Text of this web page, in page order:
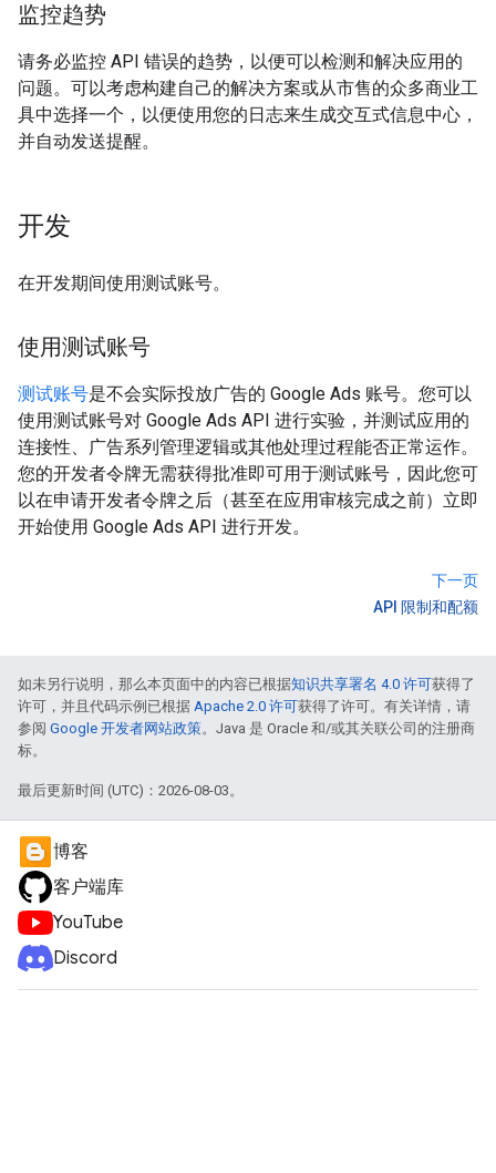
监控趋势
请务必监控 API 错误的趋势，以便可以检测和解决应用的
问题。可以考虑构建自己的解决方案或从市售的众多商业工
具中选择一个，以便使用您的日志来生成交互式信息中心，
并自动发送提醒。
开发
在开发期间使用测试账号。
使用测试账号
测试账号是不会实际投放广告的 Google Ads 账号。您可以
使用测试账号对 Google Ads API 进行实验，并测试应用的
连接性、广告系列管理逻辑或其他处理过程能否正常运作。
您的开发者令牌无需获得批准即可用于测试账号，因此您可
以在申请开发者令牌之后（甚至在应用审核完成之前）立即
开始使用 Google Ads API 进行开发。
下一页
API 限制和配额
如未另行说明，那么本页面中的内容已根据知识共享署名 4.0 许可获得了
许可，并且代码示例已根据 Apache 2.0 许可获得了许可。有关详情，请
参阅 Google 开发者网站政策。Java 是 Oracle 和/或其关联公司的注册商
标。
最后更新时间 (UTC)：2026-08-03。
博客
客户端库
YouTube
Discord